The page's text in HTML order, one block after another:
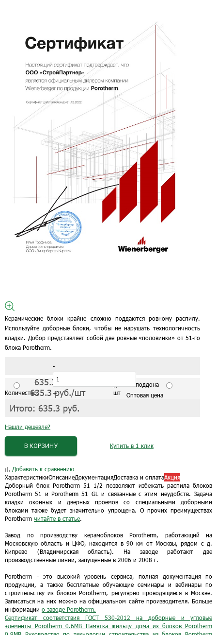
Керамические блоки крайне сложно поддаются ровному распилу.
Используйте доборные блоки, чтобы не нарушать технологичность
кладки. Добор представляет собой две ровные «половинки» от 51-го
блока Porotherm.
Количество:
-
+ шт
635.3руб./шт С завода от 1 поддона
635.3руб./шт Оптовая цена
Итого: 635.3 руб.
Нашли дешевле?
Купить в 1 клик
В КОРЗИНУ
Добавить к сравнению
ХарактеристикиОписаниеДокументацияДоставка и оплатаАкция
Доборный блок Porotherm 51 1/2 позволяют избежать распила блоков
Porotherm 51 и Porotherm 51 GL и связанные с этим неудобств. Задача
кладки оконных и дверных проемов со специальными доборными
блоками также будет значительно упрощена. О прочих преимуществах
Porotherm читайте в статье.
Завод по производству керамоблоков Porotherm, работающий на
Московскую область и ЦФО, находится в 90 км от Москвы, рядом с д.
Кипрево (Владимирская область). На заводе работают две
производственные линии, запущенные в 2006 и 2008 г.
Porotherm - это высокий уровень сервиса, полная документация по
продукции, а также бесплатные обучающие семинары и вебинары по
строительству из блоков Porotherm, регулярно проводящиеся в Москве.
Записаться на них можно на официальном сайте производителя. Больше
информации о заводе Porotherm.
Сертификат соответствия ГОСТ 530-2012 на доборные и угловые
элементы Рorotherm 0.6MB Памятка жильцу дома из блоков Porotherm